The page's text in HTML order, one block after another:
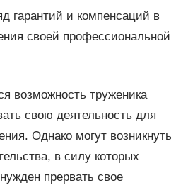
гарантий и компенсаций в
своей профессиональной
возможность труженика
свою деятельность для
Однако могут возникнуть
в силу которых
прервать свое